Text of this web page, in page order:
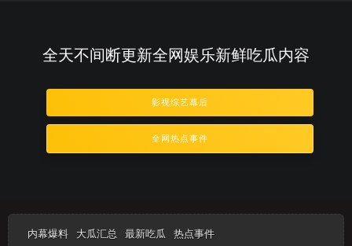
全天不间断更新全网娱乐新鲜吃瓜内容
影视综艺幕后
全网热点事件
内幕爆料 大瓜汇总 最新吃瓜 热点事件